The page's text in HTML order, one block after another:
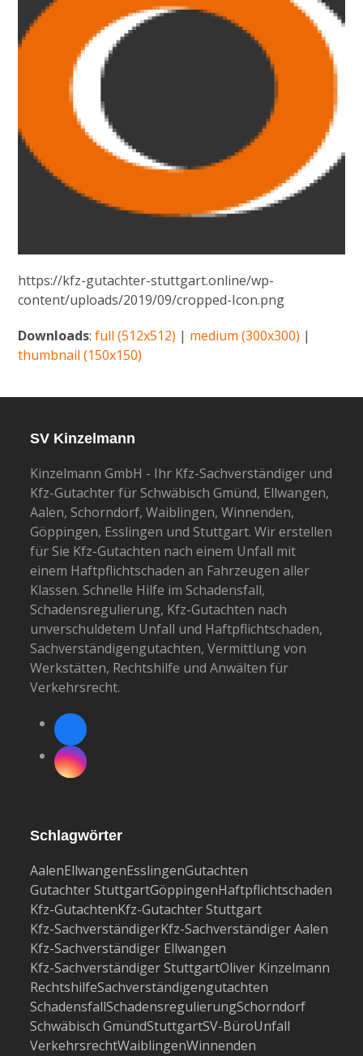
https://kfz-gutachter-stuttgart.online/wp-
content/uploads/2019/09/cropped-Icon.png
Downloads:full (512x512) | medium (300x300) |
thumbnail (150x150)
SV Kinzelmann
Kinzelmann GmbH - Ihr Kfz-Sachverständiger und
Kfz-Gutachter für Schwäbisch Gmünd, Ellwangen,
Aalen, Schorndorf, Waiblingen, Winnenden,
Göppingen, Esslingen und Stuttgart. Wir erstellen
für Sie Kfz-Gutachten nach einem Unfall mit
einem Haftpflichtschaden an Fahrzeugen aller
Klassen. Schnelle Hilfe im Schadensfall,
Schadensregulierung, Kfz-Gutachten nach
unverschuldetem Unfall und Haftpflichtschaden,
Sachverständigengutachten, Vermittlung von
Werkstätten, Rechtshilfe und Anwälten für
Verkehrsrecht.
Facebook
Instagram
Schlagwörter
AalenEllwangenEsslingenGutachten
Gutachter StuttgartGöppingenHaftpflichtschaden
Kfz-GutachtenKfz-Gutachter Stuttgart
Kfz-SachverständigerKfz-Sachverständiger Aalen
Kfz-Sachverständiger Ellwangen
Kfz-Sachverständiger StuttgartOliver Kinzelmann
RechtshilfeSachverständigengutachten
SchadensfallSchadensregulierungSchorndorf
Schwäbisch GmündStuttgartSV-BüroUnfall
VerkehrsrechtWaiblingenWinnenden